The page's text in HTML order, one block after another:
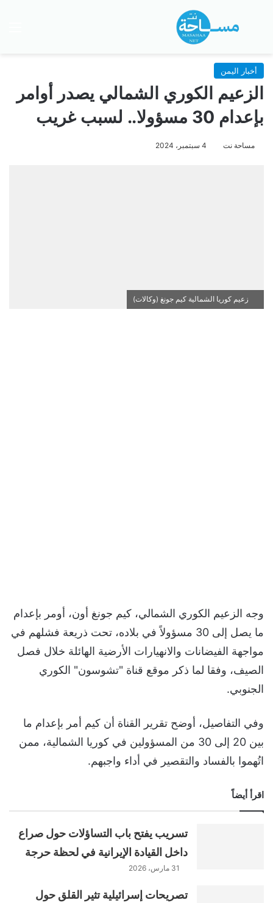
بحث عن
أخبار اليمن
الزعيم الكوري الشمالي يصدر أوامر
بإعدام 30 مسؤولا.. لسبب غريب
مساحة نت 4 سبتمبر، 2024
زعيم كوريا الشمالية كيم جونغ (وكالات)
وجه الزعيم الكوري الشمالي، كيم جونغ أون، أومر بإعدام
ما يصل إلى 30 مسؤولاً في بلاده، تحت ذريعة فشلهم في
مواجهة الفيضانات والانهيارات الأرضية الهائلة خلال فصل
الصيف، وفقا لما ذكر موقع قناة "تشوسون" الكوري
الجنوبي.
وفي التفاصيل، أوضح تقرير القناة أن كيم أمر بإعدام ما
بين 20 إلى 30 من المسؤولين في كوريا الشمالية، ممن
اتُهموا بالفساد والتقصير في أداء واجبهم.
اقرأ أيضاً
تسريب يفتح باب التساؤلات حول صراع
داخل القيادة الإيرانية في لحظة حرجة
31 مارس، 2026
تصريحات إسرائيلية تثير القلق حول